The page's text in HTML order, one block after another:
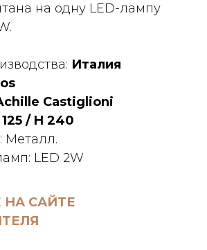
на одну LED-лампу
Италия
Castiglioni
/ H 240
Металл.
LED 2W
САЙТЕ